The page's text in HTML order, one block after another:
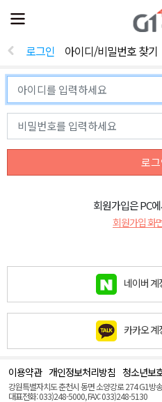
전
체
뉴
열
로그인 아이디/비밀번호 찾기
로
회원가입은 PC
회원가입 화
네이버 계
카카오 계
이용약관 개인정보처리방침 청소년보
강원특별자치도 춘천시 동면 소양강로 274 G1방송
대표전화: 033)248-5000, FAX: 033)248-5130